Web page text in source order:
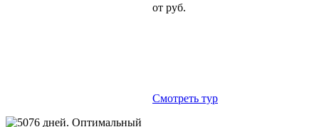
от руб.
Cмотреть тур